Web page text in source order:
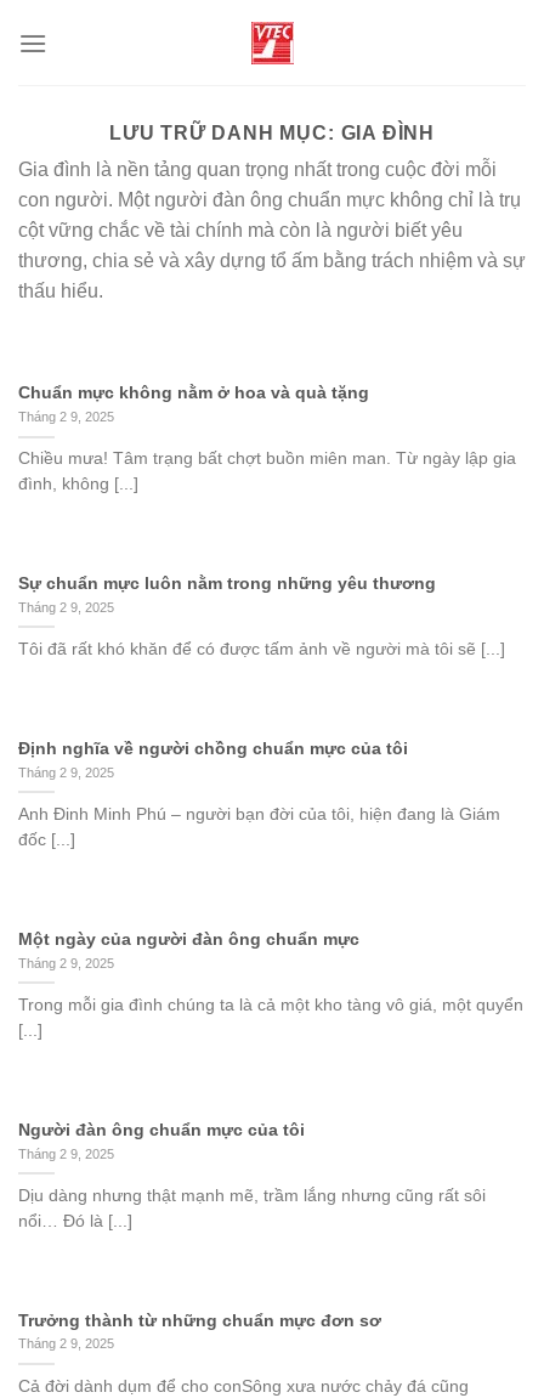
đến
LƯU TRỮ DANH MỤC: GIA ĐÌNH
Gia đình là nền tảng quan trọng nhất trong cuộc đời mỗi
con người. Một người đàn ông chuẩn mực không chỉ là trụ
cột vững chắc về tài chính mà còn là người biết yêu
thương, chia sẻ và xây dựng tổ ấm bằng trách nhiệm và sự
thấu hiểu.
Chuẩn mực không nằm ở hoa và quà tặng
Tháng 2 9, 2025
Chiều mưa! Tâm trạng bất chợt buồn miên man. Từ ngày lập gia
đình, không [...]
Sự chuẩn mực luôn nằm trong những yêu thương
Tháng 2 9, 2025
Tôi đã rất khó khăn để có được tấm ảnh về người mà tôi sẽ [...]
Định nghĩa về người chồng chuẩn mực của tôi
Tháng 2 9, 2025
Anh Đinh Minh Phú – người bạn đời của tôi, hiện đang là Giám
đốc [...]
Một ngày của người đàn ông chuẩn mực
Tháng 2 9, 2025
Trong mỗi gia đình chúng ta là cả một kho tàng vô giá, một quyển
[...]
Người đàn ông chuẩn mực của tôi
Tháng 2 9, 2025
Dịu dàng nhưng thật mạnh mẽ, trầm lắng nhưng cũng rất sôi
nổi… Đó là [...]
Trưởng thành từ những chuẩn mực đơn sơ
Tháng 2 9, 2025
Cả đời dành dụm để cho conSông xưa nước chảy đá cũng